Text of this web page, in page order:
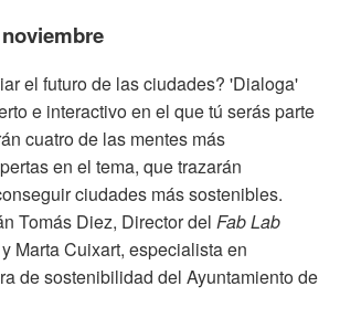
el futuro de las ciudades? 'Dialoga'
e interactivo en el que tú serás parte
cuatro de las mentes más
en el tema, que trazarán
ciudades más sostenibles.
Tomás Diez, Director del Fab Lab
y Marta Cuixart, especialista en
de sostenibilidad del Ayuntamiento de